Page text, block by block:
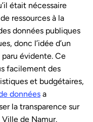
était nécessaire
ressources à la
données publiques
donc l’idée d’un
évidente. Ce
facilement des
et budgétaires,
données a
la transparence sur
de Namur.